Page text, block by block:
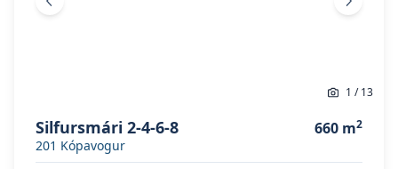
Fyrri mynd Næsta
1 /13
Silfursmári 2-4-6-8
201 Kópavogur
660 m2